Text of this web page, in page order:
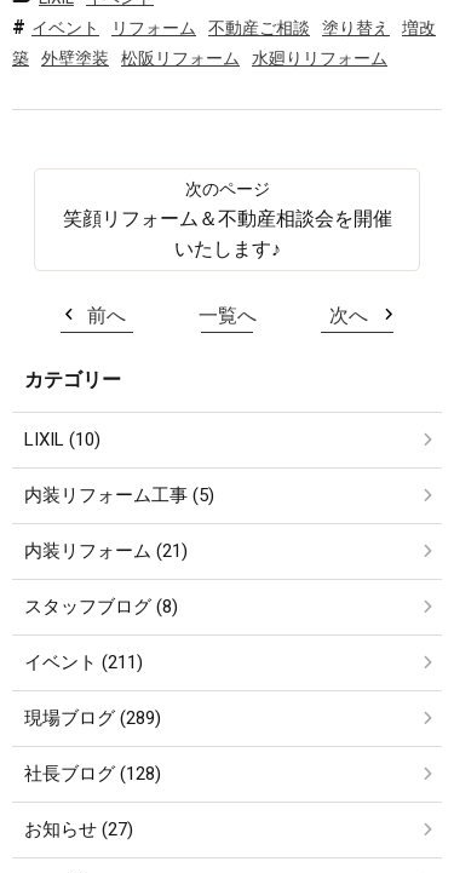
イベント
リフォーム 不動産ご相談 塗り替え
増改
築
外壁塗装 松阪リフォーム 水廻りリフォーム
笑顔リフォーム＆不動産相談会を開催
いたします♪
前へ 一覧へ 次へ
カテゴリー
LIXIL (10)
内装リフォーム工事 (5)
内装リフォーム (21)
スタッフブログ (8)
イベント (211)
現場ブログ (289)
社長ブログ (128)
お知らせ (27)